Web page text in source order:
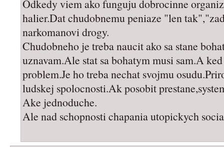
Odkedy viem ako funguju dobrocinne
halier.Dat chudobnemu peniaze "len
narkomanovi drogy.
Chudobneho je treba naucit ako sa stane
uznavam.Ale stat sa bohatym musi sam.A
problem.Je ho treba nechat svojmu
ludskej spolocnosti.Ak posobit
Ake jednoduche.
Ale nad schopnosti chapania utopickych